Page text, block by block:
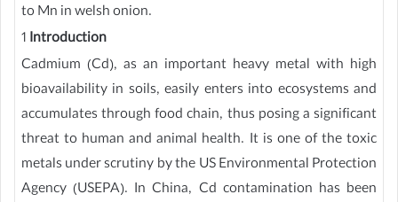
to Mn in welsh onion.
1 Introduction
Cadmium (Cd), as an important heavy metal with high
bioavailability in soils, easily enters into ecosystems and
accumulates through food chain, thus posing a significant
threat to human and animal health. It is one of the toxic
metals under scrutiny by the US Environmental Protection
Agency (USEPA). In China, Cd contamination has been